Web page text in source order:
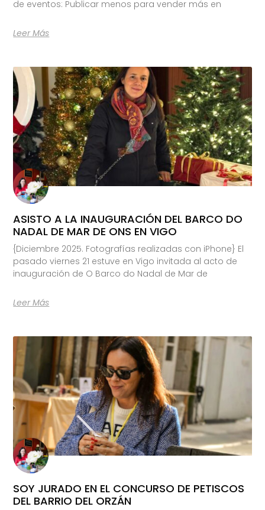
de eventos: Publicar menos para vender más en
Leer Más
ASISTO A LA INAUGURACIÓN DEL BARCO DO
NADAL DE MAR DE ONS EN VIGO
{Diciembre 2025. Fotografías realizadas con iPhone} El
pasado viernes 21 estuve en Vigo invitada al acto de
inauguración de O Barco do Nadal de Mar de
Leer Más
SOY JURADO EN EL CONCURSO DE PETISCOS
DEL BARRIO DEL ORZÁN